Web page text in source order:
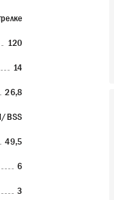
120
14
26,8
BSS
49,5
6
3